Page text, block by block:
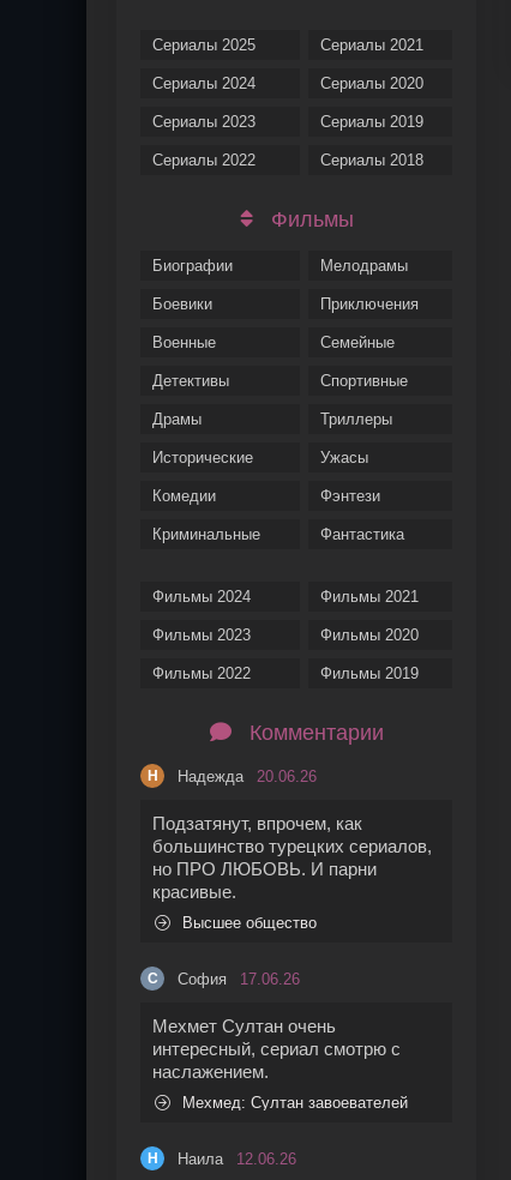
Сериалы 2025
Сериалы 2024
Сериалы 2023
Сериалы 2022
Сериалы 2021
Сериалы 2020
Сериалы 2019
Сериалы 2018
Фильмы
Биографии
Боевики
Военные
Детективы
Драмы
Исторические
Комедии
Криминальные
Мелодрамы
Приключения
Семейные
Спортивные
Триллеры
Ужасы
Фэнтези
Фантастика
Фильмы 2024
Фильмы 2023
Фильмы 2022
Фильмы 2021
Фильмы 2020
Фильмы 2019
Комментарии
Н Надежда 20.06.26
Подзатянут, впрочем, как
большинство турецких сериалов,
но ПРО ЛЮБОВЬ. И парни
красивые.
Высшее общество
С София 17.06.26
Мехмет Султан очень
интересный, сериал смотрю с
наслажением.
Мехмед: Султан завоевателей
Н Наила 12.06.26